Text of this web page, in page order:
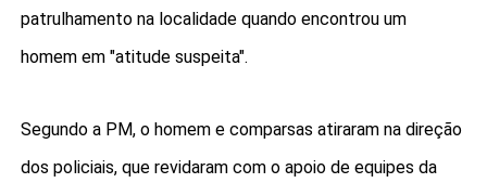
patrulhamento na localidade quando encontrou um
homem em "atitude suspeita".
Segundo a PM, o homem e comparsas atiraram na direção
dos policiais, que revidaram com o apoio de equipes da